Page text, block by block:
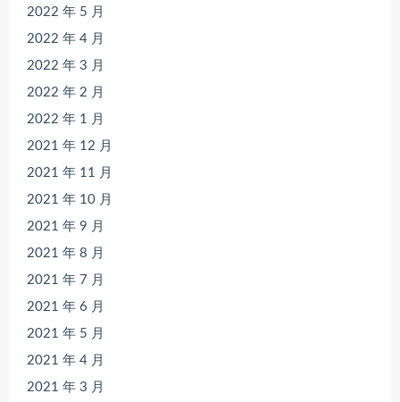
2022 年 5 月
2022 年 4 月
2022 年 3 月
2022 年 2 月
2022 年 1 月
2021 年 12 月
2021 年 11 月
2021 年 10 月
2021 年 9 月
2021 年 8 月
2021 年 7 月
2021 年 6 月
2021 年 5 月
2021 年 4 月
2021 年 3 月